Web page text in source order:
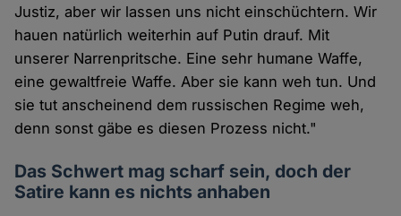
Justiz, aber wir lassen uns nicht einschüchtern. Wir
hauen natürlich weiterhin auf Putin drauf. Mit
unserer Narrenpritsche. Eine sehr humane Waffe,
eine gewaltfreie Waffe. Aber sie kann weh tun. Und
sie tut anscheinend dem russischen Regime weh,
denn sonst gäbe es diesen Prozess nicht."
Das Schwert mag scharf sein, doch der
Satire kann es nichts anhaben